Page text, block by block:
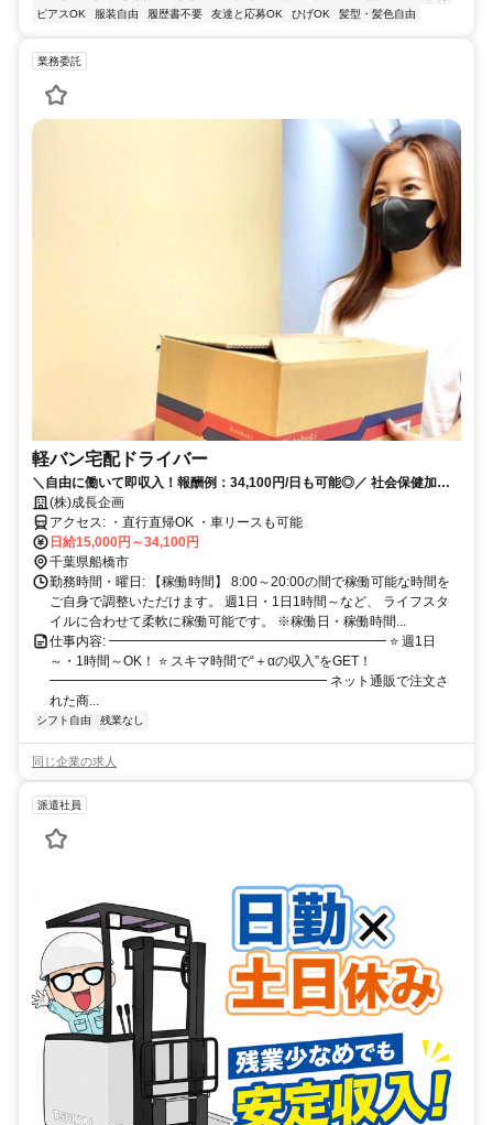
ピアスOK
服装自由 履歴書不要 友達と応募OK ひげOK 髪型・髪色自由
業務委託
軽バン宅配ドライバー
＼自由に働いて即収入！報酬例：34,100円/日も可能◎／ 社会保健加入
OK・日払いOK！完全個室寮あり！即入居可【普通免許で軽バン宅配ド
ライバー】
(株)成長企画
アクセス: ・直行直帰OK ・車リースも可能
日給15,000円～34,100円
千葉県船橋市
勤務時間・曜日: 【稼働時間】 8:00～20:00の間で稼働可能な時間を
ご自身で調整いただけます。 週1日・1日1時間～など、 ライフスタ
イルに合わせて柔軟に稼働可能です。 ※稼働日・稼働時間...
仕事内容: ━━━━━━━━━━━━━━━━━━━━━ ⭐ 週1日
～・1時間～OK！ ⭐ スキマ時間で“＋αの収入”をGET！
━━━━━━━━━━━━━━━━━━━━━ ネット通販で注文さ
れた商...
シフト自由 残業なし
同じ企業の求人
派遣社員